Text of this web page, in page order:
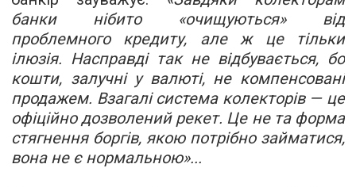
банки нібито «очищуються» від
проблемного кредиту, але ж це тільки
ілюзія. Насправді так не відбувається, бо
кошти, залучні у валюті, не компенсовані
продажем. Взагалі система колекторів — це
офіційно дозволений рекет. Це не та форма
стягнення боргів, якою потрібно займатися,
вона не є нормальною»...